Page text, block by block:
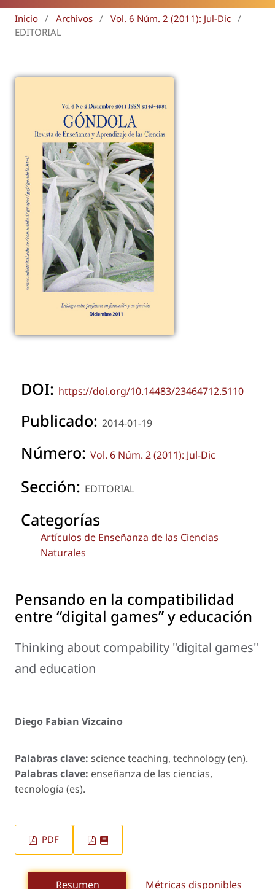
Inicio / Archivos / Vol. 6 Núm. 2 (2011): Jul-Dic /
EDITORIAL
DOI: https://doi.org/10.14483/23464712.5110
Publicado: 2014-01-19
Número: Vol. 6 Núm. 2 (2011): Jul-Dic
Sección: EDITORIAL
Categorías
Artículos de Enseñanza de las Ciencias
Naturales
Pensando en la compatibilidad
entre “digital games” y educación
Thinking about compability "digital games"
and education
Diego Fabian Vizcaino
Palabras clave: science teaching, technology (en).
Palabras clave: enseñanza de las ciencias,
tecnología (es).
PDF
Resumen Métricas disponibles